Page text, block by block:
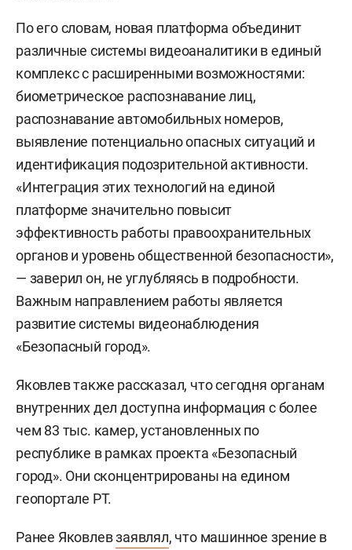
По его словам, новая платформа объединит
различные системы видеоаналитики в единый
комплекс с расширенными возможностями:
биометрическое распознавание лиц,
распознавание автомобильных номеров,
выявление потенциально опасных ситуаций и
идентификация подозрительной активности.
«Интеграция этих технологий на единой
платформе значительно повысит
эффективность работы правоохранительных
органов и уровень общественной безопасности»,
— заверил он, не углубляясь в подробности.
Важным направлением работы является
развитие системы видеонаблюдения
«Безопасный город».
Яковлев также рассказал, что сегодня органам
внутренних дел доступна информация с более
чем 83 тыс. камер, установленных по
республике в рамках проекта «Безопасный
город». Они сконцентрированы на едином
геопортале РТ.
Ранее Яковлевзаявлял, что машинное зрение в